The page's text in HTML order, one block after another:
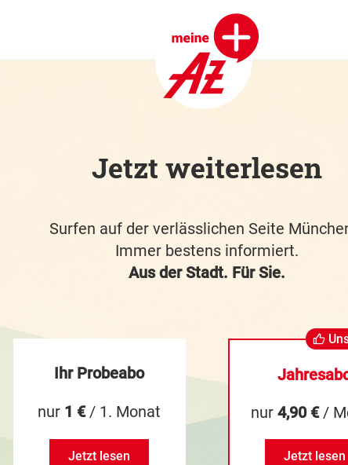
Jetzt weiterlesen
Surfen auf der verlässlichen Seite
Immer bestens informiert.
Aus der Stadt. Für Sie.
Ihr Probeabo
nur 1 €/ 1. Monat
Jetzt lesen
nur4,90 €/
Jetzt lesen